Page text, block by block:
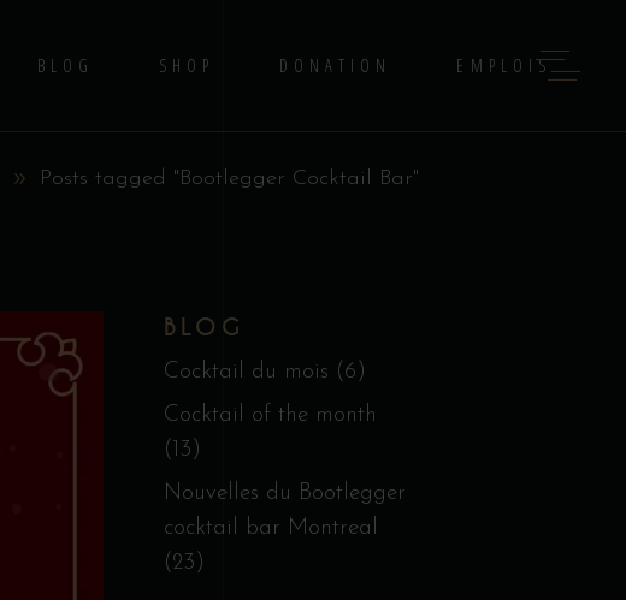
BLOG SHOP DONATION EMPLOIS
Posts tagged "Bootlegger Cocktail Bar"
BLOG
Cocktail du mois (6)
Cocktail of the month
(13)
Nouvelles du Bootlegger
cocktail bar Montreal
(23)